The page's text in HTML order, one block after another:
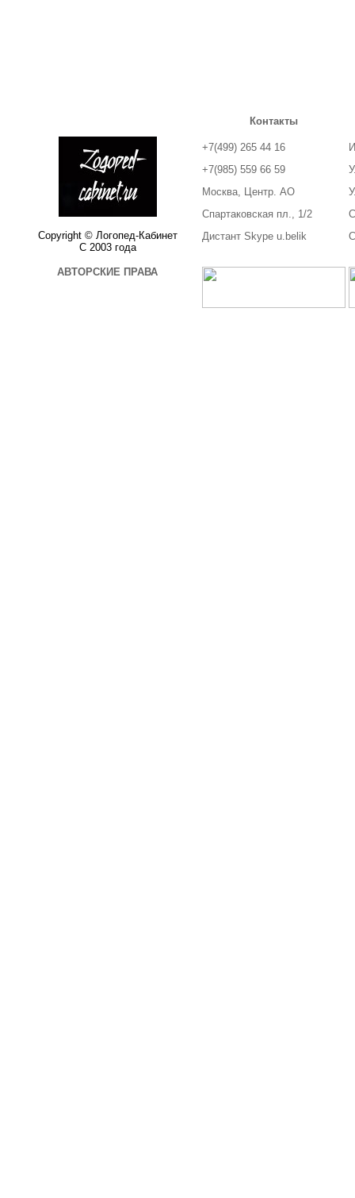
Copyright © Логопед-Кабинет
С 2003 года
АВТОРСКИЕ ПРАВА
Контакты
+7(499) 265 44 16
+7(985) 559 66 59
Москва, Центр. АО
Спартаковская пл., 1/2
Дистант Skype u.belik